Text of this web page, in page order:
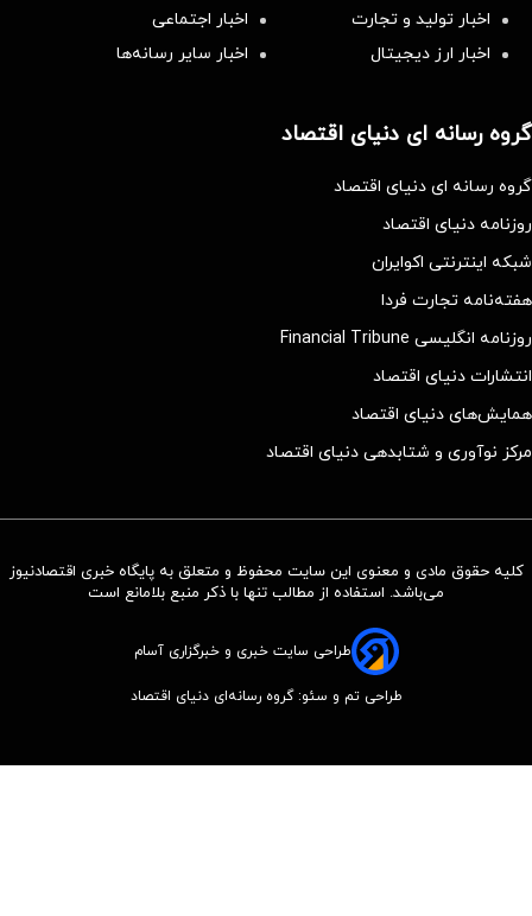
اخبار تولید و تجارت
اخبار اجتماعی
اخبار ارز دیجیتال
اخبار سایر رسانه‌‌ها
گروه رسانه ای دنیای اقتصاد
گروه رسانه ای دنیای اقتصاد
روزنامه دنیای اقتصاد
شبکه اینترنتی اکوایران
هفته‌نامه تجارت فردا
روزنامه انگلیسی Financial Tribune
انتشارات دنیای اقتصاد
همایش‌های دنیای اقتصاد
مرکز نوآوری و شتابدهی دنیای اقتصاد
کلیه حقوق مادی و معنوی این سایت محفوظ و متعلق به پایگاه خبری اقتصادنیوز
می‌باشد. استفاده از مطالب تنها با ذکر منبع بلامانع است
طراحی سایت خبری و خبرگزاری آسام
طراحی تم و سئو: گروه رسانه‌ای دنیای اقتصاد